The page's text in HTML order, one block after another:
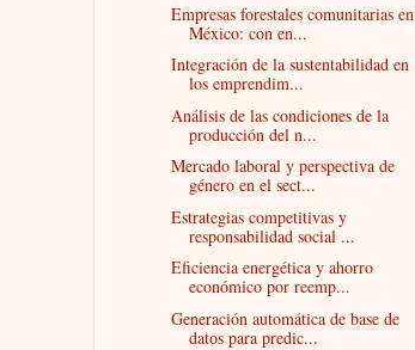
Empresas forestales comunitarias en
México: con en...
Integración de la sustentabilidad en
los emprendim...
Análisis de las condiciones de la
producción del n...
Mercado laboral y perspectiva de
género en el sect...
Estrategias competitivas y
responsabilidad social ...
Eficiencia energética y ahorro
económico por reemp...
Generación automática de base de
datos para predic...